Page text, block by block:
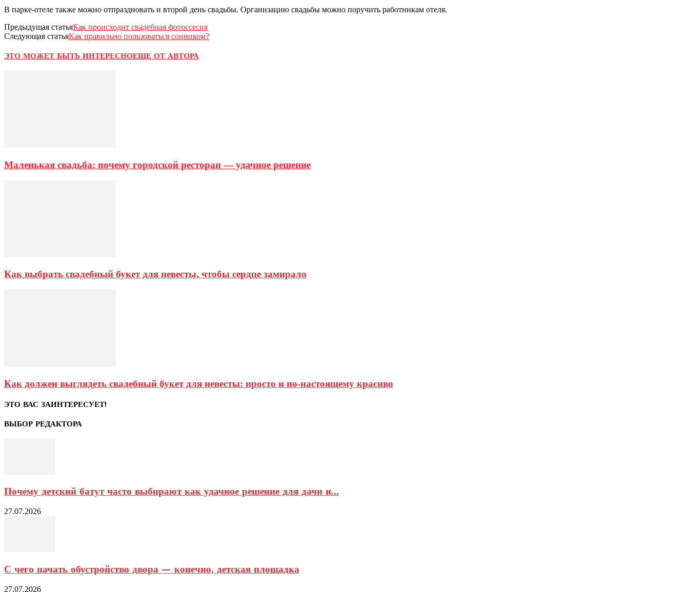
В парке-отеле также можно отпраздновать и второй день свадьбы. Организацию свадьбы можно поручить работникам отеля.
Предыдущая статьяКак происходит свадебная фотоссесия
Следующая статьяКак правильно пользоваться сонником?
ЭТО МОЖЕТ БЫТЬ ИНТЕРЕСНОЕЩЕ ОТ АВТОРА
Маленькая свадьба: почему городской ресторан — удачное решение
Как выбрать свадебный букет для невесты, чтобы сердце замирало
Как должен выглядеть свадебный букет для невесты: просто и по-настоящему красиво
ЭТО ВАС ЗАИНТЕРЕСУЕТ!
ВЫБОР РЕДАКТОРА
Почему детский батут часто выбирают как удачное решение для дачи и...
27.07.2026
С чего начать обустройство двора — конечно, детская площадка
27.07.2026